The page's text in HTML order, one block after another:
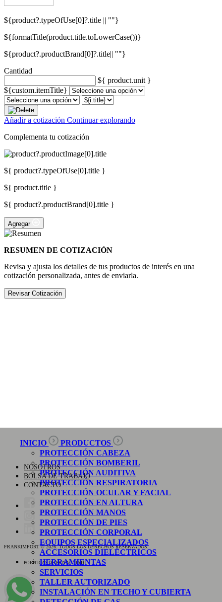
${product?.typeOfUse[0]?.title || ""}
${formatTitle(product.title.toLowerCase())}
${product?.productBrand[0]?.title|| ""}
Cantidad
${ product.unit }
${custom.itemTitle}
Añadir a cotización Continuar explorando
Complementa tu cotización
${ product?.typeOfUse[0].title }
${ product.title }
${ product?.productBrand[0].title }
Agregar
RESUMEN DE COTIZACIÓN
Revisa y ajusta los detalles de tus productos de interés en una
cotización personalizada, antes de enviarla.
Revisar Cotización
INICIO
PRODUCTOS
PROTECCIÓN CABEZA
PROTECCIÓN BOMBERIL
PROTECCIÓN AUDITIVA
PROTECCIÓN RESPIRATORIA
PROTECCIÓN OCULAR Y FACIAL
PROTECCIÓN EN ALTURA
PROTECCIÓN MANOS
PROTECCIÓN DE PIES
PROTECCIÓN CORPORAL
EQUIPOS ESPECIALIZADOS
ACCESORIOS DIELÉCTRICOS
HERRAMIENTAS
SERVICIOS
TALLER AUTORIZADO
INSTALACIÓN EN TECHO Y CUBIERTA
NOSOTROS
BOLSA DE TRABAJO
CONTACTO
FRANKIMPORT © 2026. TODOS LOS DERECHOS RESERVADOS.
POLÍTICAS DE PRIVACIDAD